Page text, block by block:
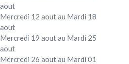
Mon compte
aout
Mercredi 12 aout au Mardi 18
aout
Mercredi 19 aout au Mardi 25
aout
Mercredi 26 aout au Mardi 01